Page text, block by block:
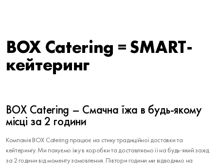
BOX Catering = SMART-
кейтеринг
BOX Catering – Смачна їжа в будь-якому
місці за 2 години
Компанія BOX Catering працює на стику традиційної доставки та
кейтерингу. Ми пакуємо їжу в коробки та доставляємо її на будь-який захід
за 2 години від моменту замовлення. Півтори години ми відводимо на